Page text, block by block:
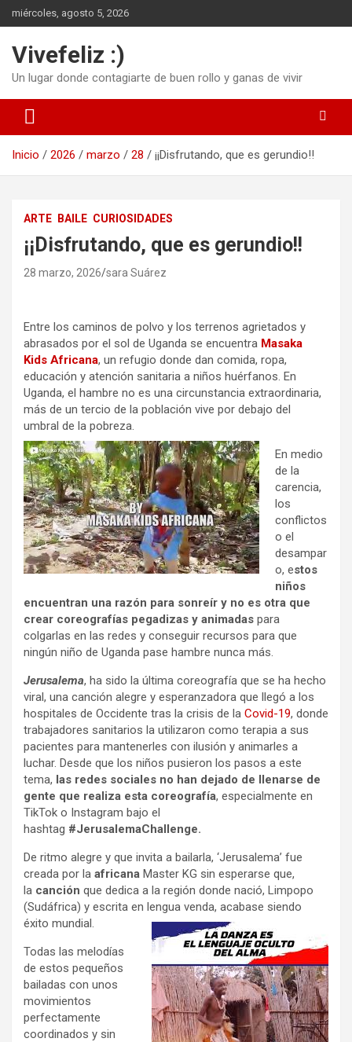
Saltar
al
miércoles, agosto 5, 2026
Vivefeliz :)
Un lugar donde contagiarte de buen rollo y ganas de vivir
Inicio 2026 marzo 28 ¡¡Disfrutando, que es gerundio!!
ARTE BAILE CURIOSIDADES
¡¡Disfrutando, que es gerundio!!
28 marzo, 2026 sara Suárez
Entre los caminos de polvo y los terrenos agrietados y
abrasados por el sol de Uganda se encuentra Masaka
Kids Africana, un refugio donde dan comida, ropa,
educación y atención sanitaria a niños huérfanos. En
Uganda, el hambre no es una circunstancia extraordinaria,
más de un tercio de la población vive por debajo del
umbral de la pobreza.
En medio
de la
carencia,
los
conflictos
o el
desampar
o, estos
niños
encuentran una razón para sonreír y no es otra que
crear coreografías pegadizas y animadas para
colgarlas en las redes y conseguir recursos para que
ningún niño de Uganda pase hambre nunca más.
Jerusalema, ha sido la última coreografía que se ha hecho
viral, una canción alegre y esperanzadora que llegó a los
hospitales de Occidente tras la crisis de la Covid-19, donde
trabajadores sanitarios la utilizaron como terapia a sus
pacientes para mantenerles con ilusión y animarles a
luchar. Desde que los niños pusieron los pasos a este
tema, las redes sociales no han dejado de llenarse de
gente que realiza esta coreografía, especialmente en
TikTok o Instagram bajo el
hashtag #JerusalemaChallenge.
De ritmo alegre y que invita a bailarla, ‘Jerusalema’ fue
creada por la africana Master KG sin esperarse que,
la canción que dedica a la región donde nació, Limpopo
(Sudáfrica) y escrita en lengua venda, acabase siendo
éxito mundial.
Todas las melodías
de estos pequeños
bailadas con unos
movimientos
perfectamente
coordinados y sin